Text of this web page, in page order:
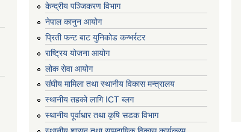
केन्द्रीय पञ्जिकरण विभाग
नेपाल कानुन आयोग
प्रिती फन्ट बाट युनिकोड कन्भर्रटर
राष्ट्रिय योजना आयोग
लोक सेवा आयोग
संघीय मामिला तथा स्थानीय विकास मन्त्रालय
स्थानीय तहको लागि ICT ब्लग
स्थानीय पूर्वाधार तथा कृषि सडक विभाग